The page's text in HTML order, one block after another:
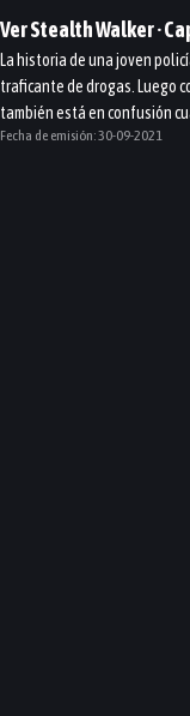
VerStealth Walker·
La historia de una joven
traficante de drogas. Luego
también está en confusión
Fecha de emisión:30-09-2021